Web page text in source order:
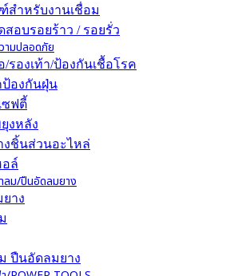
ำหรับงานเชื่อม
สอบรอยร้าว / รอยรั่ว
มปลอดภัย
/รองเท้า/ป้องกันเชื้อโรค
องกันฝุ่น
ซฟตี้
งหลัง
งชิ้นส่วนอะไหล่
ล์
ลม/ปืนอัดลมยาง
าง
ปืนอัดลมยาง